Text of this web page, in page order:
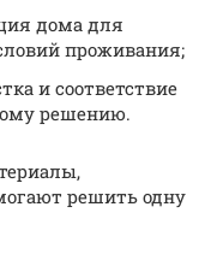
дома для
проживания;
и соответствие
решению.
решить одну